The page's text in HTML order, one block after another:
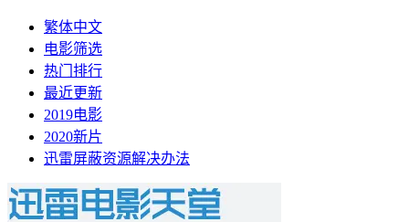
繁体中文
电影筛选
热门排行
最近更新
2019电影
2020新片
迅雷屏蔽资源解决办法